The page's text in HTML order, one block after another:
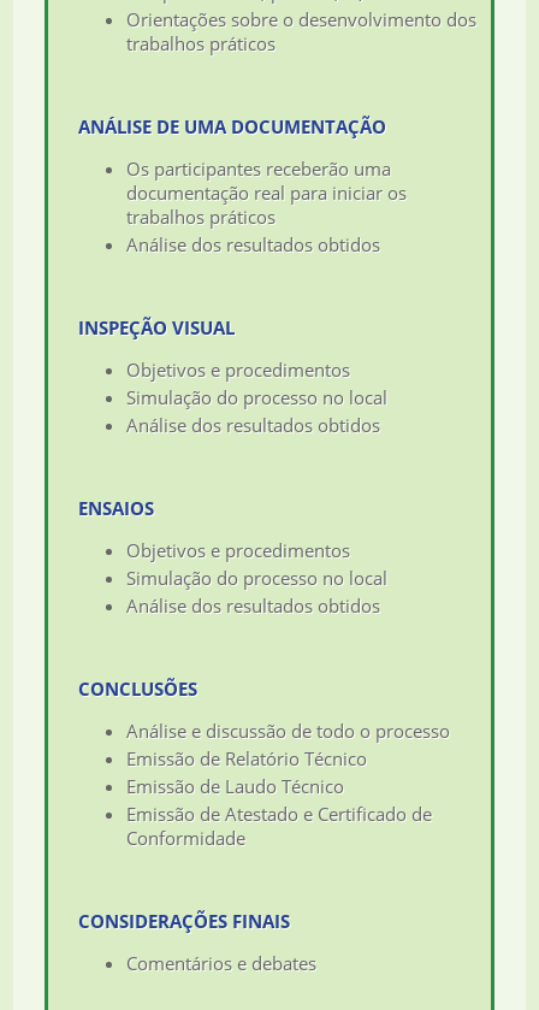
Orientações sobre o desenvolvimento dos
trabalhos práticos
ANÁLISE DE UMA DOCUMENTAÇÃO
Os participantes receberão uma
documentação real para iniciar os
trabalhos práticos
Análise dos resultados obtidos
INSPEÇÃO VISUAL
Objetivos e procedimentos
Simulação do processo no local
Análise dos resultados obtidos
ENSAIOS
Objetivos e procedimentos
Simulação do processo no local
Análise dos resultados obtidos
CONCLUSÕES
Análise e discussão de todo o processo
Emissão de Relatório Técnico
Emissão de Laudo Técnico
Emissão de Atestado e Certificado de
Conformidade
CONSIDERAÇÕES FINAIS
Comentários e debates